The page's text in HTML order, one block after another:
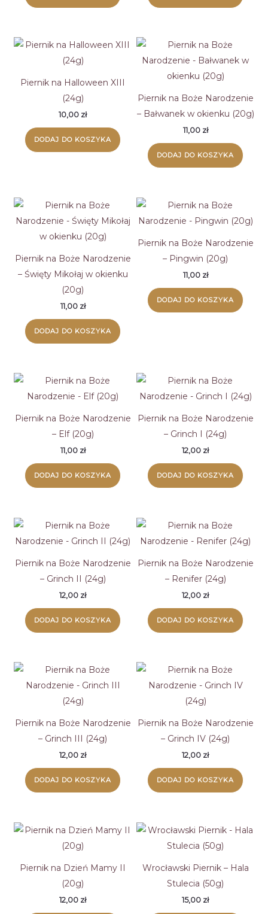
Piernik na Halloween XIII
(24g)
10,00 zł
DODAJ DO KOSZYKA
Piernik na Boże Narodzenie
– Bałwanek w okienku (20g)
11,00 zł
DODAJ DO KOSZYKA
Piernik na Boże Narodzenie
– Święty Mikołaj w okienku
(20g)
11,00 zł
DODAJ DO KOSZYKA
Piernik na Boże Narodzenie
– Pingwin (20g)
11,00 zł
DODAJ DO KOSZYKA
Piernik na Boże Narodzenie
– Elf (20g)
11,00 zł
DODAJ DO KOSZYKA
Piernik na Boże Narodzenie
– Grinch I (24g)
12,00 zł
DODAJ DO KOSZYKA
Piernik na Boże Narodzenie
– Grinch II (24g)
12,00 zł
DODAJ DO KOSZYKA
Piernik na Boże Narodzenie
– Renifer (24g)
12,00 zł
DODAJ DO KOSZYKA
Piernik na Boże Narodzenie
– Grinch III (24g)
12,00 zł
DODAJ DO KOSZYKA
Piernik na Boże Narodzenie
– Grinch IV (24g)
12,00 zł
DODAJ DO KOSZYKA
Piernik na Dzień Mamy II
(20g)
12,00 zł
Wrocławski Piernik – Hala
Stulecia (50g)
15,00 zł